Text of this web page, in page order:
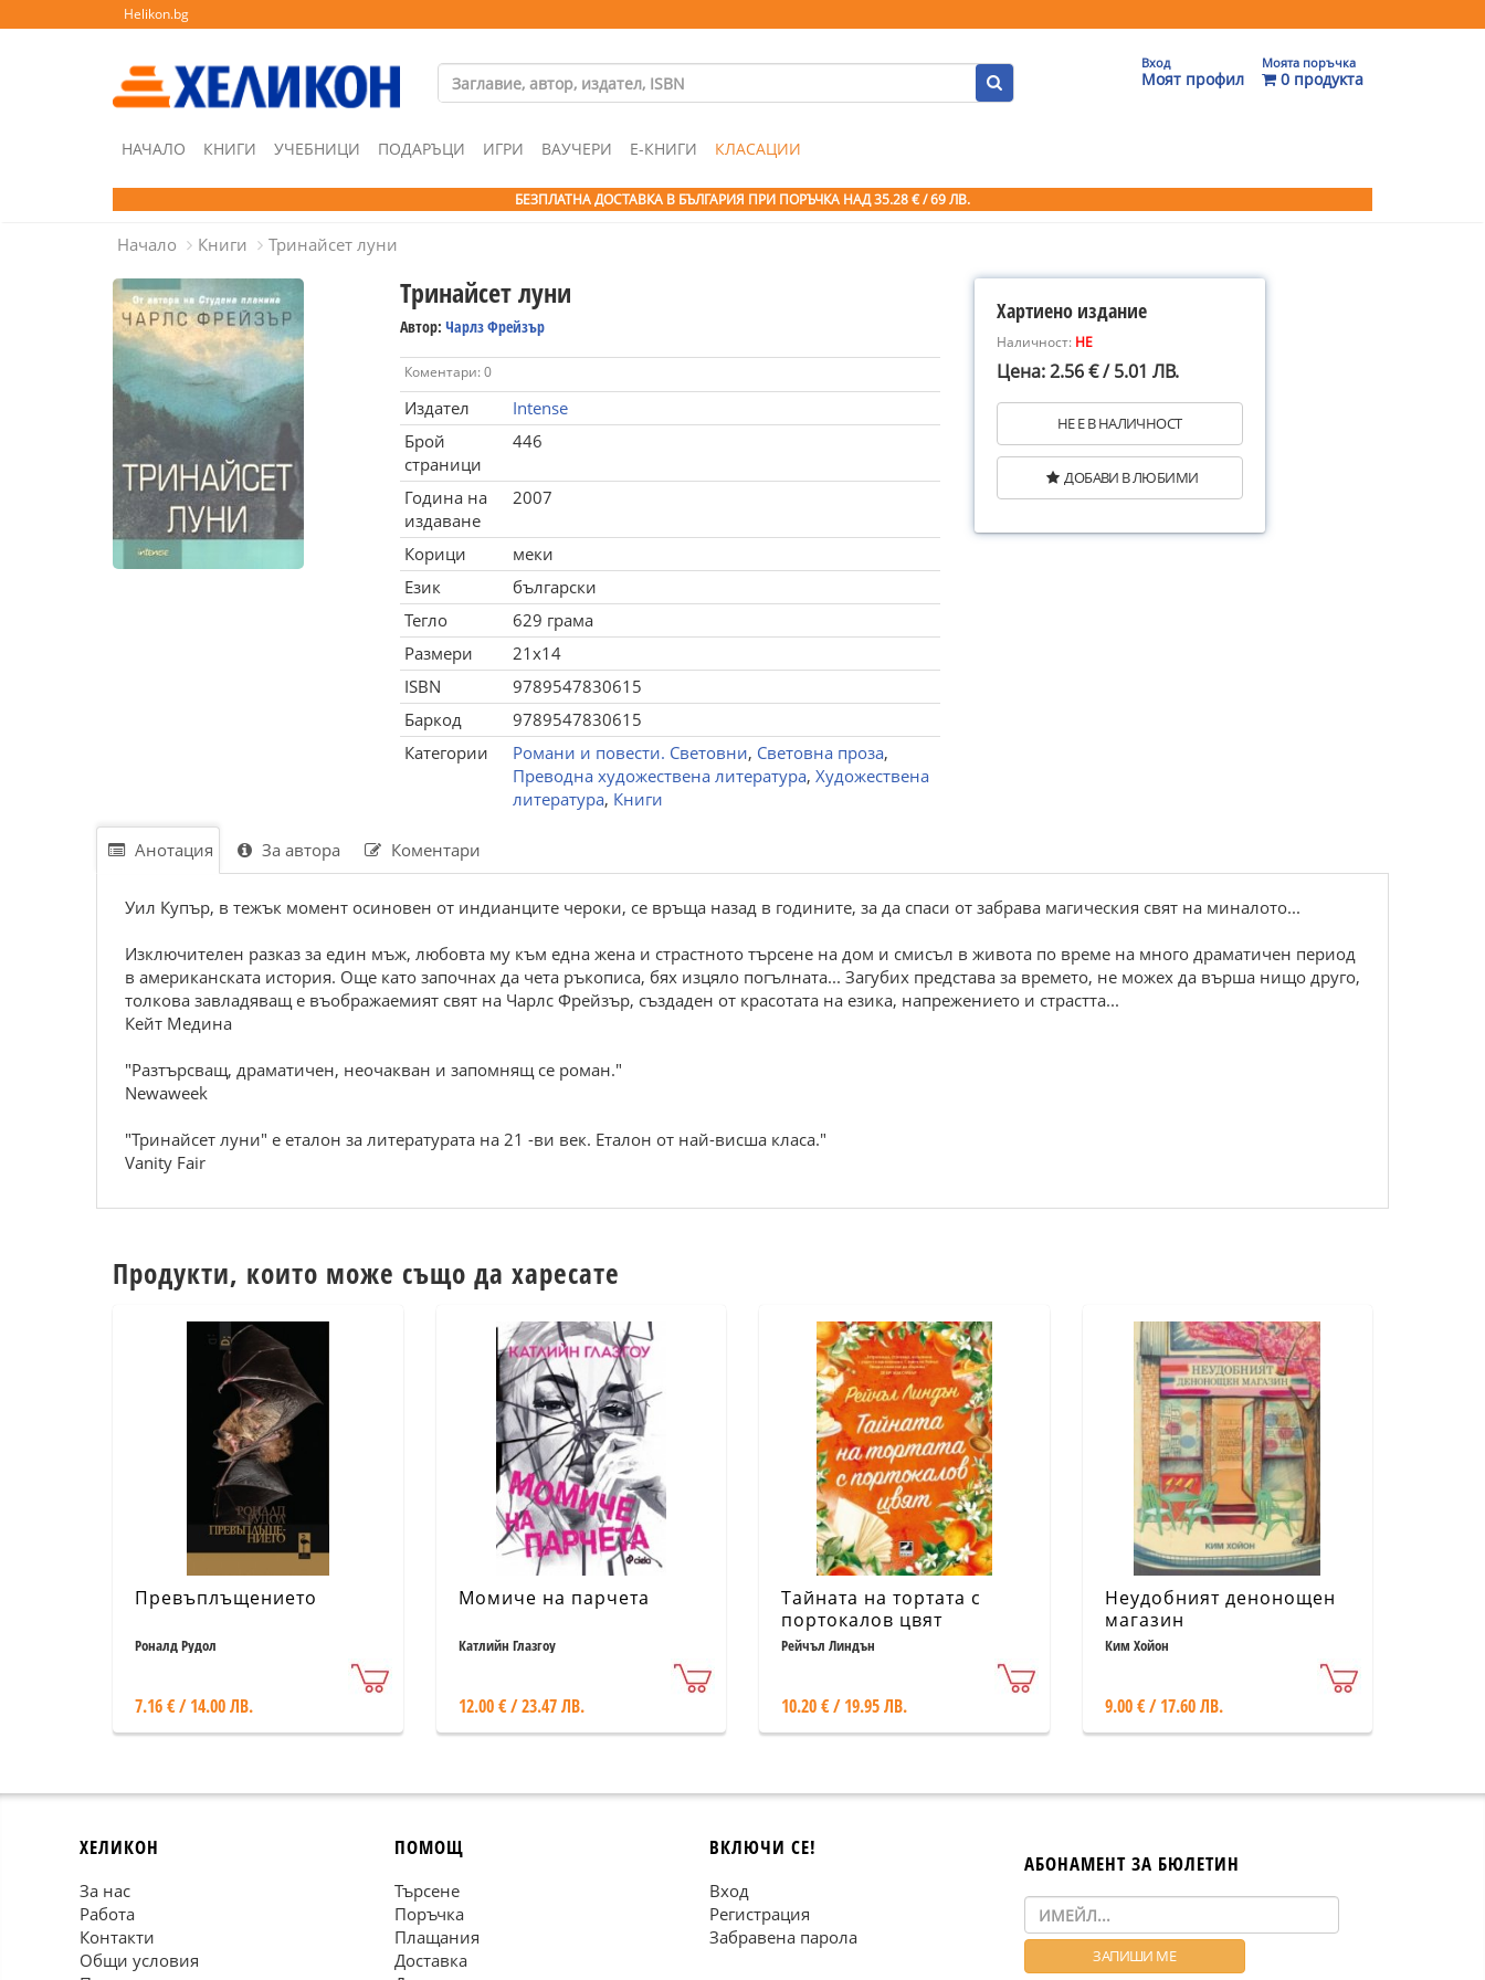
Helikon.bg
Вход
Моят профил
Моята поръчка
0 продукта
НАЧАЛО КНИГИ УЧЕБНИЦИ ПОДАРЪЦИ ИГРИ ВАУЧЕРИ Е-КНИГИ КЛАСАЦИИ
БЕЗПЛАТНА ДОСТАВКА В БЪЛГАРИЯ ПРИ ПОРЪЧКА НАД 35.28 € / 69 ЛВ.
Начало Книги Тринайсет луни
Тринайсет луни
Автор: Чарлз Фрейзър
Коментари: 0
Издател
Intense
Брой
страници
446
Година на
издаване
2007
Корици
меки
Език
български
Тегло
629 грама
Размери
21x14
ISBN
9789547830615
Баркод
9789547830615
Категории
Романи и повести. Световни, Световна проза,
Преводна художествена литература, Художествена
литература, Книги
Хартиено издание
Наличност: НЕ
Цена: 2.56 € / 5.01 ЛВ.
НЕ Е В НАЛИЧНОСТ
ДОБАВИ В ЛЮБИМИ
Анотация За автора Коментари
Уил Купър, в тежък момент осиновен от индианците чероки, се връща назад в годините, за да спаси от забрава магическия свят на миналото...
Изключителен разказ за един мъж, любовта му към една жена и страстното търсене на дом и смисъл в живота по време на много драматичен период
в американската история. Още като започнах да чета ръкописа, бях изцяло погълната... Загубих представа за времето, не можех да върша нищо друго,
толкова завладяващ е въображаемият свят на Чарлс Фрейзър, създаден от красотата на езика, напрежението и страстта...
Кейт Медина
"Разтърсващ, драматичен, неочакван и запомнящ се роман."
Newaweek
"Тринайсет луни" е еталон за литературата на 21 -ви век. Еталон от най-висша класа."
Vanity Fair
Продукти, които може също да харесате
Превъплъщението
Роналд Рудол
7.16 € / 14.00 ЛВ.
Момиче на парчета
Катлийн Глазгоу
12.00 € / 23.47 ЛВ.
Тайната на тортата с
портокалов цвят
Рейчъл Линдън
10.20 € / 19.95 ЛВ.
Неудобният денонощен
магазин
Ким Хойон
9.00 € / 17.60 ЛВ.
ХЕЛИКОН
За нас
Работа
Контакти
Общи условия
ПОМОЩ
Търсене
Поръчка
Плащания
Доставка
ВКЛЮЧИ СЕ!
Вход
Регистрация
Забравена парола
АБОНАМЕНТ ЗА БЮЛЕТИН